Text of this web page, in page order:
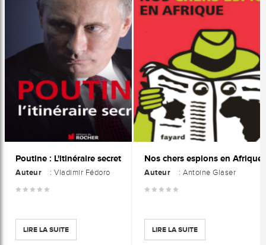
Poutine : L'itinéraire secret
Auteur : Vladimir Fédoro
LIRE LA SUITE
Nos chers espions en Afrique
Auteur : Antoine Glaser
LIRE LA SUITE